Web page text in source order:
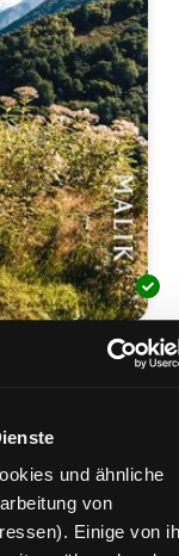
und ähnliche
von
Einige von